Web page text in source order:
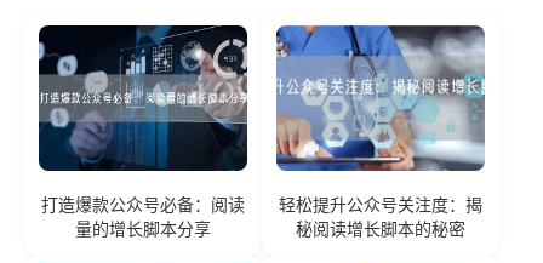
打造爆款公众号必备：阅读
量的增长脚本分享
轻松提升公众号关注度：揭
秘阅读增长脚本的秘密